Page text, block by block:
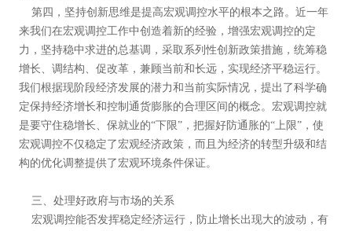
第四，坚持创新思维是提高宏观调控水平的根本之路。近一年
来我们在宏观调控工作中创造着新的经验，增强宏观调控的定
力，坚持稳中求进的总基调，采取系列性创新政策措施，统筹稳
增长、调结构、促改革，兼顾当前和长远，实现经济平稳运行。
我们根据现阶段经济发展的潜力和当前实际情况，提出了科学确
定保持经济增长和控制通货膨胀的合理区间的概念。宏观调控就
是要守住稳增长、保就业的“下限”，把握好防通胀的“上限”，使
宏观调控不仅稳定了宏观经济政策，而且为经济的转型升级和结
构的优化调整提供了宏观环境条件保证。
三、处理好政府与市场的关系
宏观调控能否发挥稳定经济运行，防止增长出现大的波动，有